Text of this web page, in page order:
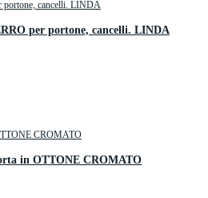
per portone, cancelli. LINDA
in OTTONE CROMATO